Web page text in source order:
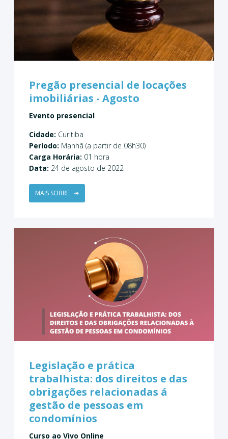
Pregão presencial de locações
imobiliárias - Agosto
Evento presencial
Cidade: Curitiba
Período: Manhã (a partir de 08h30)
Carga Horária: 01 hora
Data: 24 de agosto de 2022
MAIS SOBRE ↠
Legislação e prática
trabalhista: dos direitos e das
obrigações relacionadas á
gestão de pessoas em
condomínios
Curso ao Vivo Online